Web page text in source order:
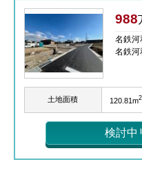
988
名鉄
名鉄
土地面積 120.81m2
検討中